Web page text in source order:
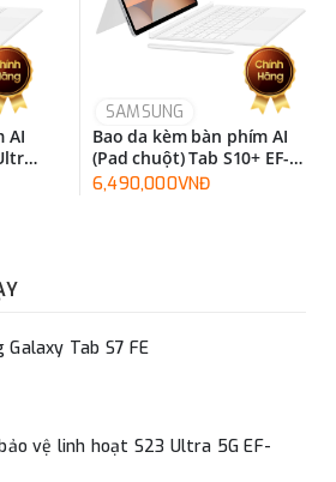
AI
SAMSUNG
Bao da kèm bàn phím AI
(Pad chuột) Tab S10+ EF-
DX825UWEGWW
6,490,000VNĐ
Galaxy Tab S7 FE
vệ linh hoạt S23 Ultra 5G EF-